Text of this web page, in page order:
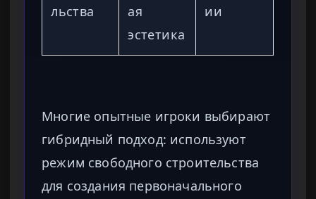
льства
ая
эстетика
ии
Многие опытные игроки выбирают
гибридный подход: используют
режим свободного строительства
для создания первоначального